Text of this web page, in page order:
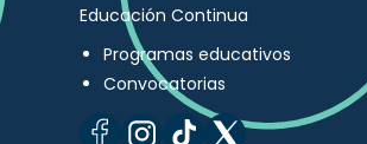
Educación Continua
Programas educativos
Convocatorias